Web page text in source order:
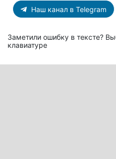
Наш канал в Telegram
Заметили ошибку в тексте?
клавиатуре